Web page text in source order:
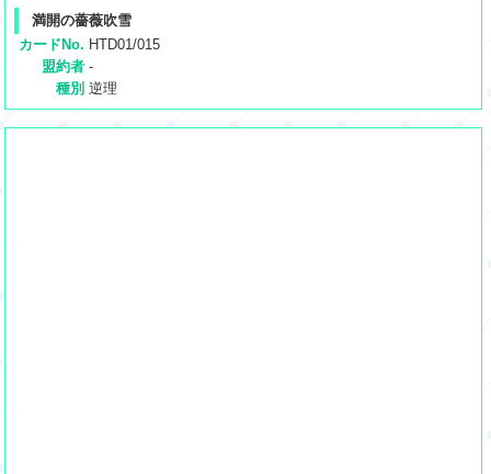
満開の薔薇吹雪
カードNo. HTD01/015
盟約者 -
種別 逆理